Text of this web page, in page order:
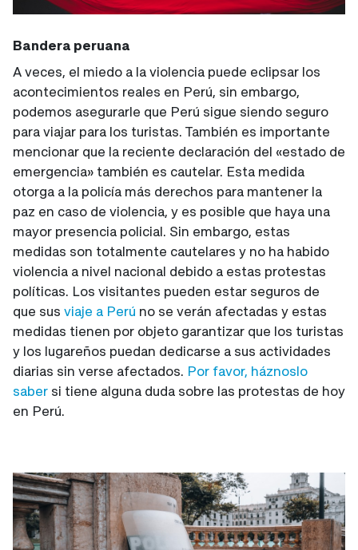
Bandera peruana
A veces, el miedo a la violencia puede eclipsar los
acontecimientos reales en Perú, sin embargo,
podemos asegurarle que Perú sigue siendo seguro
para viajar para los turistas. También es importante
mencionar que la reciente declaración del «estado de
emergencia» también es cautelar. Esta medida
otorga a la policía más derechos para mantener la
paz en caso de violencia, y es posible que haya una
mayor presencia policial. Sin embargo, estas
medidas son totalmente cautelares y no ha habido
violencia a nivel nacional debido a estas protestas
políticas. Los visitantes pueden estar seguros de
que sus viaje a Perú no se verán afectadas y estas
medidas tienen por objeto garantizar que los turistas
y los lugareños puedan dedicarse a sus actividades
diarias sin verse afectados. Por favor, háznoslo
saber si tiene alguna duda sobre las protestas de hoy
en Perú.